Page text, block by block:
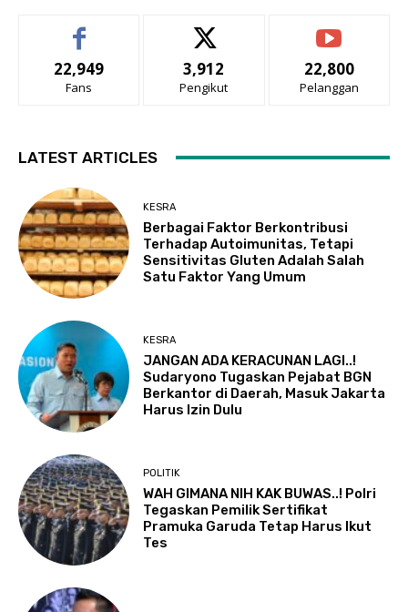
22,949
Fans
3,912
Pengikut
22,800
Pelanggan
LATEST ARTICLES
KESRA
Berbagai Faktor Berkontribusi
Terhadap Autoimunitas, Tetapi
Sensitivitas Gluten Adalah Salah
Satu Faktor Yang Umum
KESRA
JANGAN ADA KERACUNAN LAGI..!
Sudaryono Tugaskan Pejabat BGN
Berkantor di Daerah, Masuk Jakarta
Harus Izin Dulu
POLITIK
WAH GIMANA NIH KAK BUWAS..! Polri
Tegaskan Pemilik Sertifikat
Pramuka Garuda Tetap Harus Ikut
Tes